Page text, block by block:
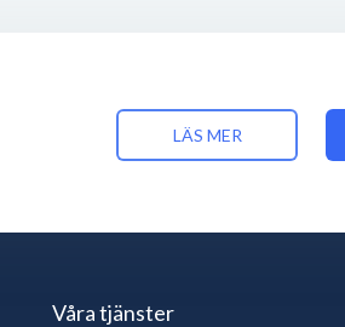
LÄS MER
Våra tjänster